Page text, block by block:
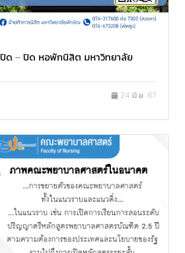
ปิด – ปิด หอพักนิสิต มหาวิทยาลัย
24 มิ.ย. 67